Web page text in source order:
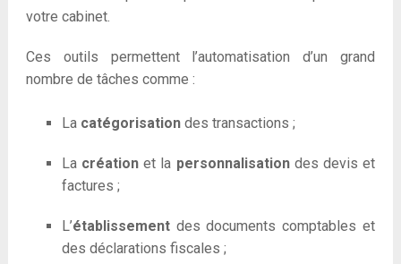
votre cabinet.
Ces outils permettent l’automatisation d’un grand
nombre de tâches comme :
La catégorisationdes transactions ;
La créationet la personnalisation des devis et
factures ;
L’établissementdes documents comptables et
des déclarations fiscales ;